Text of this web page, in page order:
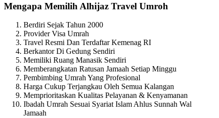
Mengapa Memilih Alhijaz Travel Umroh
Berdiri Sejak Tahun 2000
Provider Visa Umrah
Travel Resmi Dan Terdaftar Kemenag RI
Berkantor Di Gedung Sendiri
Memiliki Ruang Manasik Sendiri
Memberangkatan Ratusan Jamaah Setiap Minggu
Pembimbing Umrah Yang Profesional
Harga Cukup Terjangkau Oleh Semua Kalangan
Memprioritaskan Kualitas Pelayanan & Kenyamanan
Ibadah Umrah Sesuai Syariat Islam Ahlus Sunnah Wal
Jamaah